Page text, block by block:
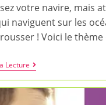
votre navire, mais
naviguent sur les
! Voici le
LecturePiratatak
:
Un
Jeu